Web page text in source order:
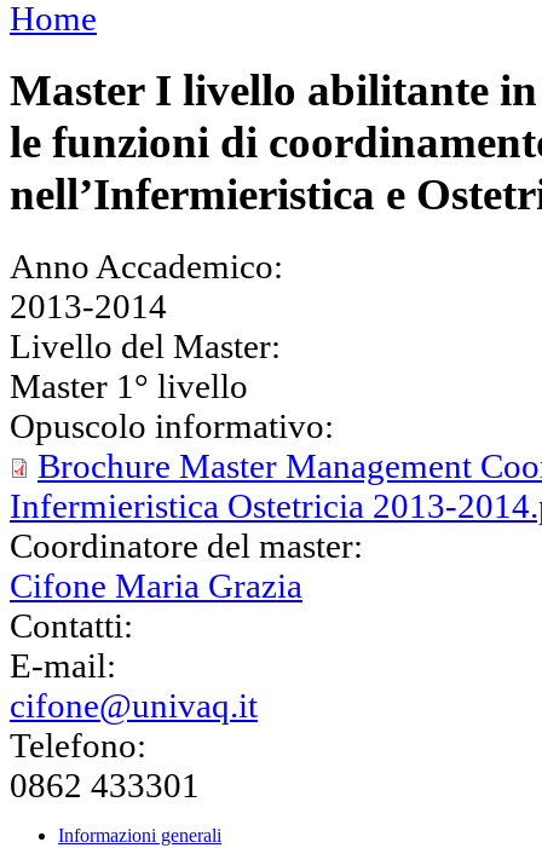
Home
Master I livello abilitante
le funzioni di
nell’Infermieristica e
Anno Accademico:
2013-2014
Livello del Master:
Master 1° livello
Opuscolo informativo:
Brochure Master Management
Infermieristica Ostetricia 2013-
Coordinatore del master:
Cifone Maria Grazia
Contatti:
E-mail:
cifone@univaq.it
Telefono:
0862 433301
Informazioni generali